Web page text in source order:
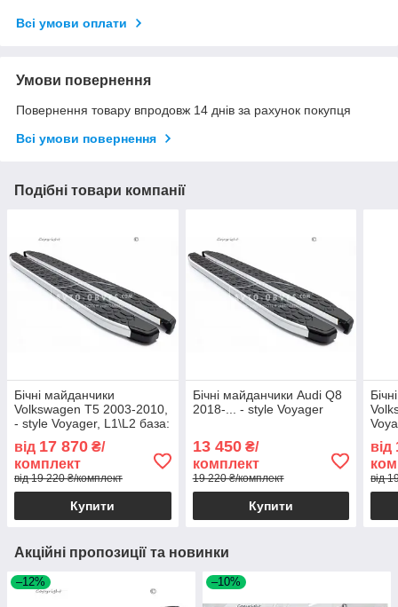
Всі умови оплати
Умови повернення
Повернення товару впродовж 14 днів за рахунок покупця
Всі умови повернення
Подібні товари компанії
Бічні майданчики
Volkswagen T5 2003-2010,
- style Voyager, L1\L2 база:
від 17 870 ₴/
комплект
від 19 220 ₴/комплект
Купити
Бічні майданчики Audi Q8
2018-... - style Voyager
13 450₴/
комплект
19 220 ₴/комплект
Купити
від
від
Акційні пропозиції та новинки
–12% –10%